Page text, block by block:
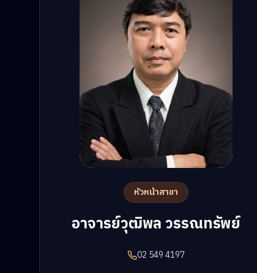
หัวหน้าสาขา
อาจารย์วุฒิพล วรรณทรัพย์
02 549 4197